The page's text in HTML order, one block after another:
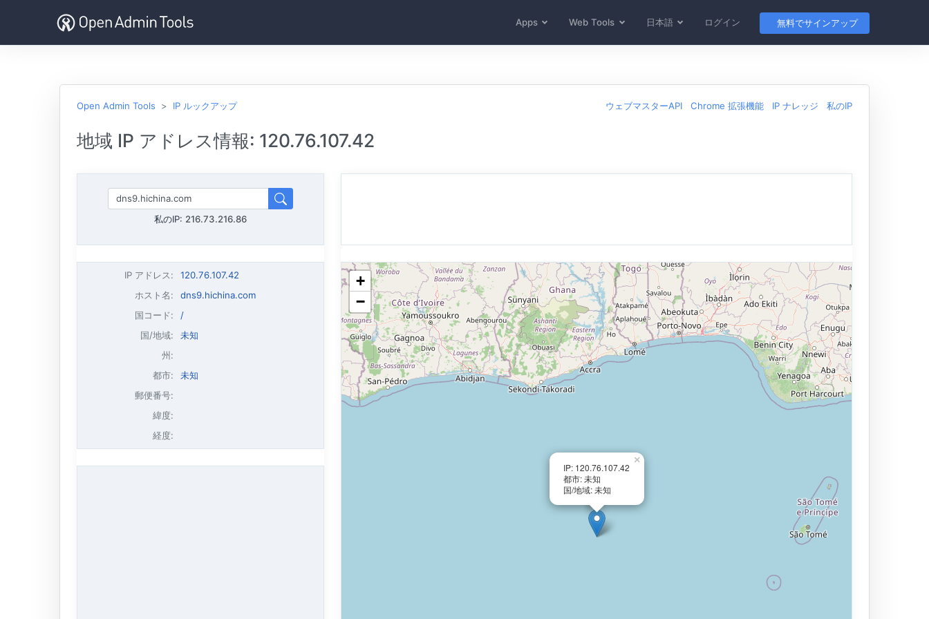
Apps Web Tools 日本語 ログイン 無料でサインアップ
Open Admin Tools IP ルックアップ ウェブマスターAPI Chrome 拡張機能 IP ナレッジ 私のIP
地域 IP アドレス情報: 120.76.107.42
私のIP: 216.73.216.86
IP アドレス:
120.76.107.42
ホスト名:
dns9.hichina.com
国コード:
/
国/地域:
未知
州:
都市:
未知
郵便番号:
緯度:
経度:
IP: 120.76.107.42
都市: 未知
国/地域: 未知
×
+
−